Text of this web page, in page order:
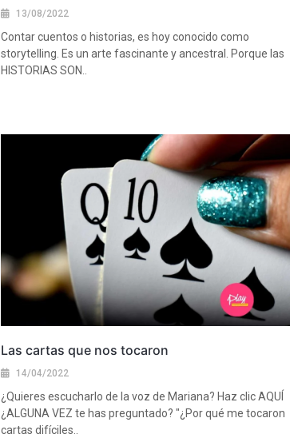
13/08/2022
Contar cuentos o historias, es hoy conocido como
storytelling. Es un arte fascinante y ancestral. Porque las
HISTORIAS SON..
Las cartas que nos tocaron
14/04/2022
¿Quieres escucharlo de la voz de Mariana? Haz clic AQUÍ
¿ALGUNA VEZ te has preguntado? "¿Por qué me tocaron
cartas difíciles..